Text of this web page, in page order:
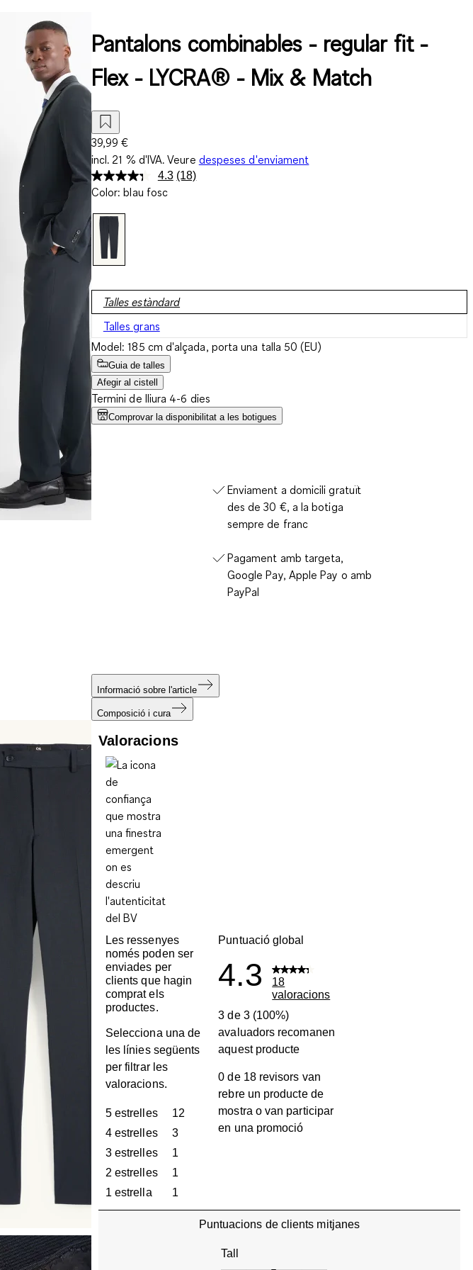
Pantalons combinables - regular fit -
Flex - LYCRA® - Mix & Match
39,99 €
incl. 21 % d'IVA. Veure despeses d'enviament
4.3 Llegeix
(18)
Color: blau fosc
Talles estàndard
Talles grans
Model: 185 cm d'alçada, porta una talla 50 (EU)
Guia de talles
Afegir al cistell
Termini de lliura 4-6 dies
Comprovar la disponibilitat a les botigues
Enviament a domicili gratuït
des de 30 €, a la botiga
sempre de franc
Pagament amb targeta,
Google Pay, Apple Pay o amb
PayPal
Informació sobre l'article
Composició i cura
Valoracions
Les ressenyes
només poden ser
enviades per
clients que hagin
comprat els
productes.
Selecciona una de
les línies següents
per filtrar les
valoracions.
5 estrellesestrelles
12
12 valoracions amb 5 estrelles.
4 estrellesestrelles
3
3 valoracions amb 4 estrelles.
3 estrellesestrelles
1
1 valoració amb 3 estrelles.
2 estrellesestrelles
1
1 valoració amb 2 estrelles.
1 estrellaestrelles
1
1 valoració amb 1 estrella.
Puntuació global
4.3
18
valoracions
3 de 3 (100%)
avaluadors recomanen
aquest producte
0 de 18 revisors van
rebre un producte de
mostra o van participar
en una promoció
Puntuacions de clients mitjanes
Tall